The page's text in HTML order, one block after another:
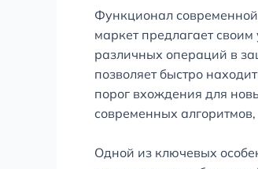
Функционал
маркет предлагает
различных операций в
позволяет быстро
порог вхождения для
современных
Одной из ключевых